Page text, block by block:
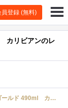
員登録 (無料)
カリビアンのレ
サントリー ペプシ カリビアンゴールド 490ml カリビアン